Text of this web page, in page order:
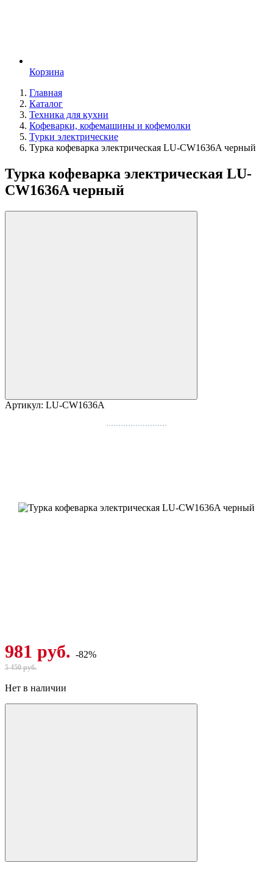
Корзина
Главная
Каталог
Техника для кухни
Кофеварки, кофемашины и кофемолки
Турки электрические
Турка кофеварка электрическая LU-CW1636A черный
Турка кофеварка электрическая LU-
CW1636A черный
Артикул: LU-CW1636A
981 руб. -82%
5 450 руб.
Нет в наличии